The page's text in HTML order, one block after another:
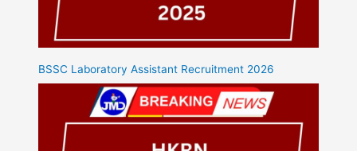
BSSC Laboratory Assistant Recruitment 2026